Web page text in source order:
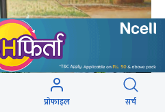
प्रोफाइल सर्च